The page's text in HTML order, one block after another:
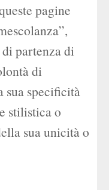
pagine
partenza di
di
sua specificità
stilistica o
sua unicità o